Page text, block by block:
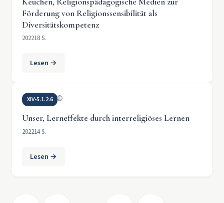
Förderung von Religionssensibilität als
Diversitätskompetenz
202218 S.
Lesen →
XIV-5.1.2.6 🌐
Unser, Lerneffekte durch interreligiöses Lernen
202214 S.
Lesen →